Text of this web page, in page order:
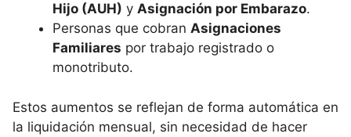
Hijo (AUH) y Asignación por Embarazo.
Personas que cobran Asignaciones
Familiares por trabajo registrado o
monotributo.
Estos aumentos se reflejan de forma automática en
la liquidación mensual, sin necesidad de hacer